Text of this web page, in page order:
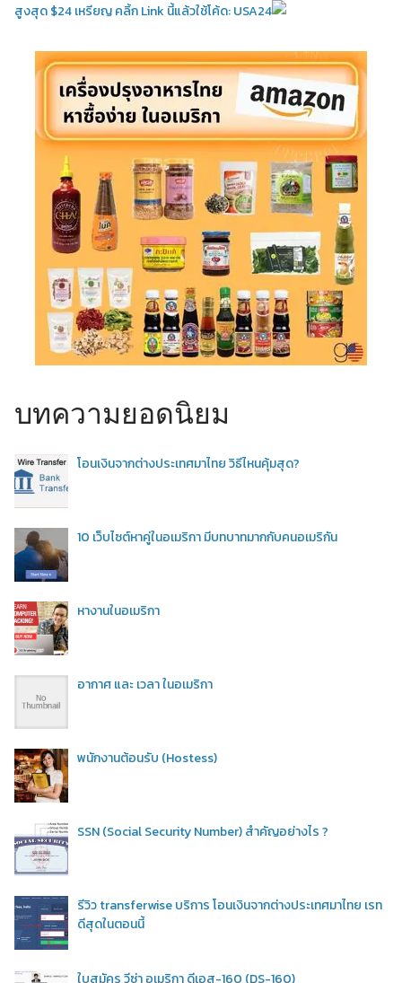
สูงสุด $24 เหรียญ คลิ้ก Link นี้แล้วใช้โค้ด: USA24
บทความยอดนิยม
โอนเงินจากต่างประเทศมาไทย วิธีไหนคุ้มสุด?
10 เว็บไซต์หาคู่ในอเมริกา มีบทบาทมากกับคนอเมริกัน
หางานในอเมริกา
อากาศ และ เวลา ในอเมริกา
พนักงานต้อนรับ (Hostess)
SSN (Social Security Number) สำคัญอย่างไร ?
รีวิว transferwise บริการ โอนเงินจากต่างประเทศมาไทย เรท
ดีสุดในตอนนี้
ใบสมัคร วีซ่า อเมริกา ดีเอส-160 (DS-160)